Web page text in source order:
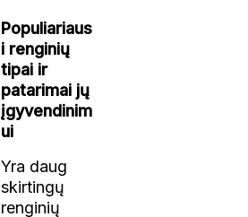
Populiariaus
i renginių
tipai ir
patarimai jų
įgyvendinim
ui
Yra daug
skirtingų
renginių